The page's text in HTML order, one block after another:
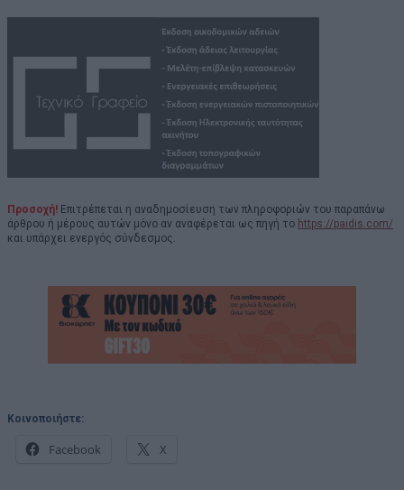
Προσοχή! Επιτρέπεται η αναδημοσίευση των πληροφοριών του παραπάνω
άρθρου ή μέρους αυτών μόνο αν αναφέρεται ως πηγή το https://paidis.com/
και υπάρχει ενεργός σύνδεσμος.
Κοινοποιήστε:
Facebook X